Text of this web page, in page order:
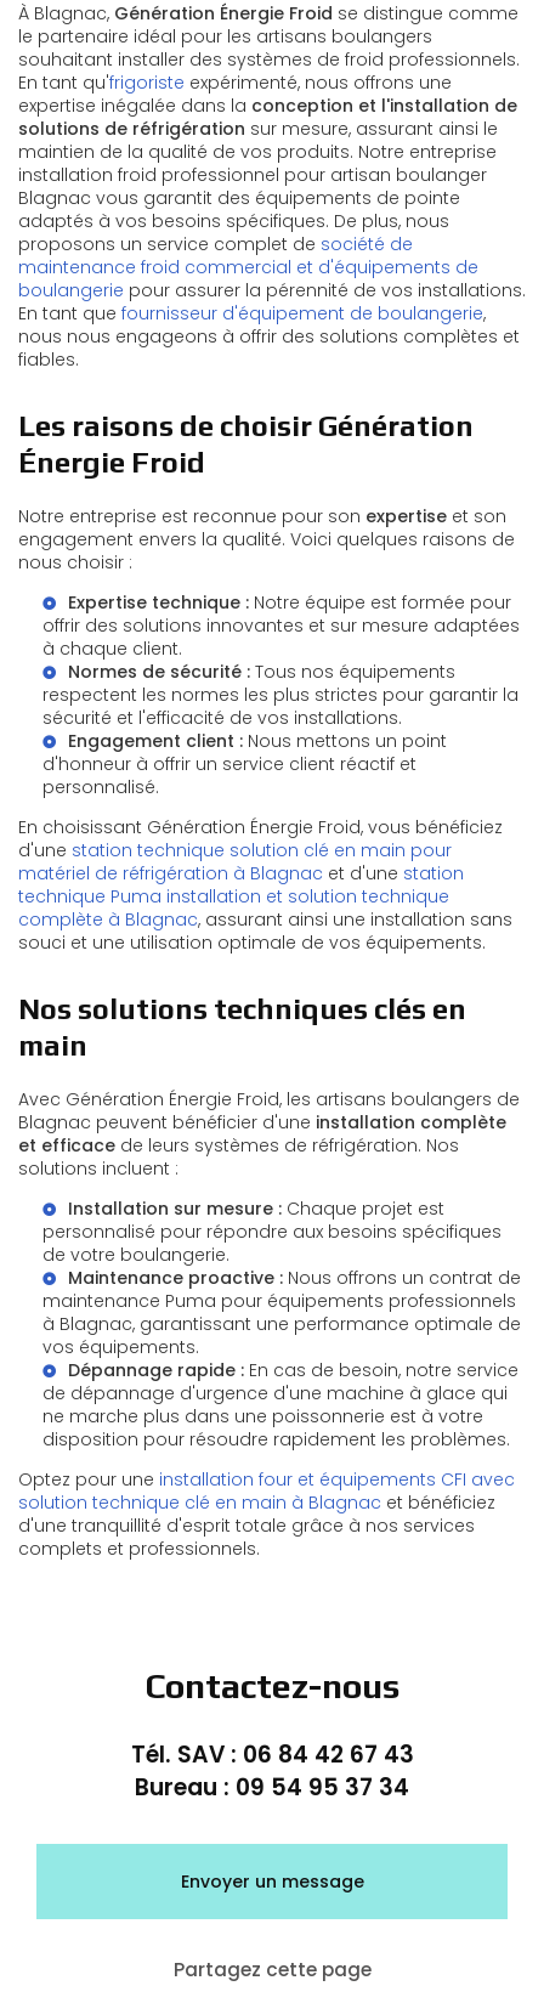
À Blagnac, Génération Énergie Froid se distingue comme
le partenaire idéal pour les artisans boulangers
souhaitant installer des systèmes de froid professionnels.
En tant qu'frigoriste expérimenté, nous offrons une
expertise inégalée dans la conception et l'installation de
solutions de réfrigération sur mesure, assurant ainsi le
maintien de la qualité de vos produits. Notre entreprise
installation froid professionnel pour artisan boulanger
Blagnac vous garantit des équipements de pointe
adaptés à vos besoins spécifiques. De plus, nous
proposons un service complet de société de
maintenance froid commercial et d'équipements de
boulangerie pour assurer la pérennité de vos installations.
En tant que fournisseur d'équipement de boulangerie,
nous nous engageons à offrir des solutions complètes et
fiables.
Les raisons de choisir Génération
Énergie Froid
Notre entreprise est reconnue pour son expertise et son
engagement envers la qualité. Voici quelques raisons de
nous choisir :
Expertise technique : Notre équipe est formée pour
offrir des solutions innovantes et sur mesure adaptées
à chaque client.
Normes de sécurité : Tous nos équipements
respectent les normes les plus strictes pour garantir la
sécurité et l'efficacité de vos installations.
Engagement client : Nous mettons un point
d'honneur à offrir un service client réactif et
personnalisé.
En choisissant Génération Énergie Froid, vous bénéficiez
d'une station technique solution clé en main pour
matériel de réfrigération à Blagnac et d'une station
technique Puma installation et solution technique
complète à Blagnac, assurant ainsi une installation sans
souci et une utilisation optimale de vos équipements.
Nos solutions techniques clés en
main
Avec Génération Énergie Froid, les artisans boulangers de
Blagnac peuvent bénéficier d'une installation complète
et efficace de leurs systèmes de réfrigération. Nos
solutions incluent :
Installation sur mesure : Chaque projet est
personnalisé pour répondre aux besoins spécifiques
de votre boulangerie.
Maintenance proactive : Nous offrons un contrat de
maintenance Puma pour équipements professionnels
à Blagnac, garantissant une performance optimale de
vos équipements.
Dépannage rapide : En cas de besoin, notre service
de dépannage d'urgence d'une machine à glace qui
ne marche plus dans une poissonnerie est à votre
disposition pour résoudre rapidement les problèmes.
Optez pour une installation four et équipements CFI avec
solution technique clé en main à Blagnac et bénéficiez
d'une tranquillité d'esprit totale grâce à nos services
complets et professionnels.
Contactez-nous
Tél. SAV : 06 84 42 67 43
Bureau : 09 54 95 37 34
Envoyer un message
Partagez cette page